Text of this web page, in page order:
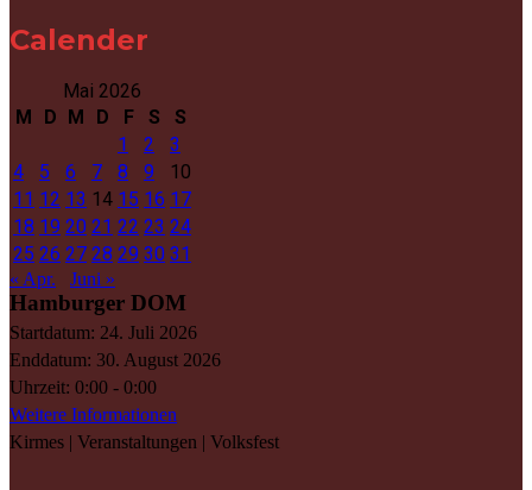
Calender
Mai 2026
M
D M D F S
S
1
2
3
4
5 6 7 8 9
10
11 12 13 14 15 16 17
18 19 20 21 22 23 24
25 26 27 28 29 30 31
« Apr. Juni »
Hamburger DOM
Startdatum: 24. Juli 2026
Enddatum: 30. August 2026
Uhrzeit: 0:00 - 0:00
Weitere Informationen
Kirmes | Veranstaltungen | Volksfest